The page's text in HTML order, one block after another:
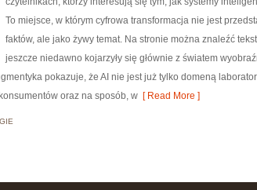
To miejsce, w którym cyfrowa transformacja nie jest
faktów, ale jako żywy temat. Na stronie można znaleźć
jeszcze niedawno kojarzyły się głównie z światem
pokazuje, że AI nie jest już tylko domeną
oraz na sposób, w [ Read More ]